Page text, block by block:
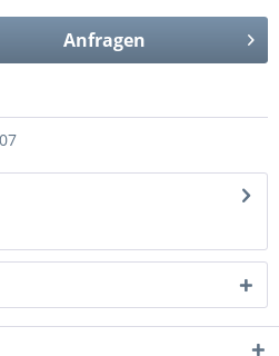
Anfragen